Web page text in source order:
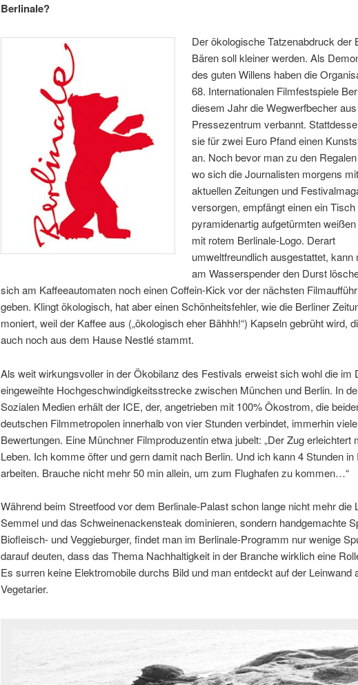
Berlinale?
Der ökologische Tatzenabdruck der
Bären soll kleiner werden. Als
des guten Willens haben die
68. Internationalen Filmfestspiele
diesem Jahr die Wegwerfbecher
Pressezentrum verbannt.
sie für zwei Euro Pfand einen
an. Noch bevor man zu den
wo sich die Journalisten morgens
aktuellen Zeitungen und
versorgen, empfängt einen ein
pyramidenartig aufgetürmten
mit rotem Berlinale-Logo. Derart
umweltfreundlich ausgestattet, kann
am Wasserspender den Durst
sich am Kaffeeautomaten noch einen Coffein-Kick vor der nächsten
geben. Klingt ökologisch, hat aber einen Schönheitsfehler, wie die Berliner
moniert, weil der Kaffee aus („ökologisch eher Bähhh!“) Kapseln gebrüht wird,
auch noch aus dem Hause Nestlé stammt.
Als weit wirkungsvoller in der Ökobilanz des Festivals erweist sich wohl die im
eingeweihte Hochgeschwindigkeitsstrecke zwischen München und Berlin. In
Sozialen Medien erhält der ICE, der, angetrieben mit 100% Ökostrom, die
deutschen Filmmetropolen innerhalb von vier Stunden verbindet, immerhin
Bewertungen. Eine Münchner Filmproduzentin etwa jubelt: „Der Zug erleichtert
Leben. Ich komme öfter und gern damit nach Berlin. Und ich kann 4 Stunden in
arbeiten. Brauche nicht mehr 50 min allein, um zum Flughafen zu kommen…“
Während beim Streetfood vor dem Berlinale-Palast schon lange nicht mehr die
Semmel und das Schweinenackensteak dominieren, sondern handgemachte
Biofleisch- und Veggieburger, findet man im Berlinale-Programm nur wenige
darauf deuten, dass das Thema Nachhaltigkeit in der Branche wirklich eine
Es surren keine Elektromobile durchs Bild und man entdeckt auf der Leinwand
Vegetarier.